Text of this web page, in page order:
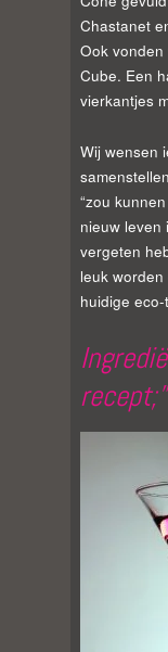
Chastanet
Ook
Cube. Een
vierkantjes
Wij wensen
“zou
nieuw
vergeten
leuk
huidige